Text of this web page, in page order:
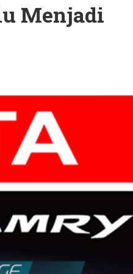
Menjadi